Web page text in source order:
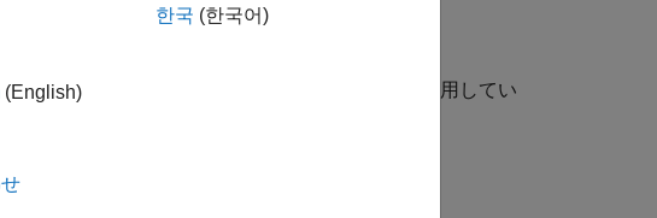
の多くの関数では次のアルゴリズムを使用してい
(English)
한국 (한국어)